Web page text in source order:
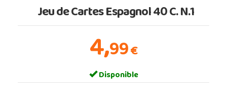
Jeu de Cartes Espagnol 40 C. N.1
4,99€
Disponible